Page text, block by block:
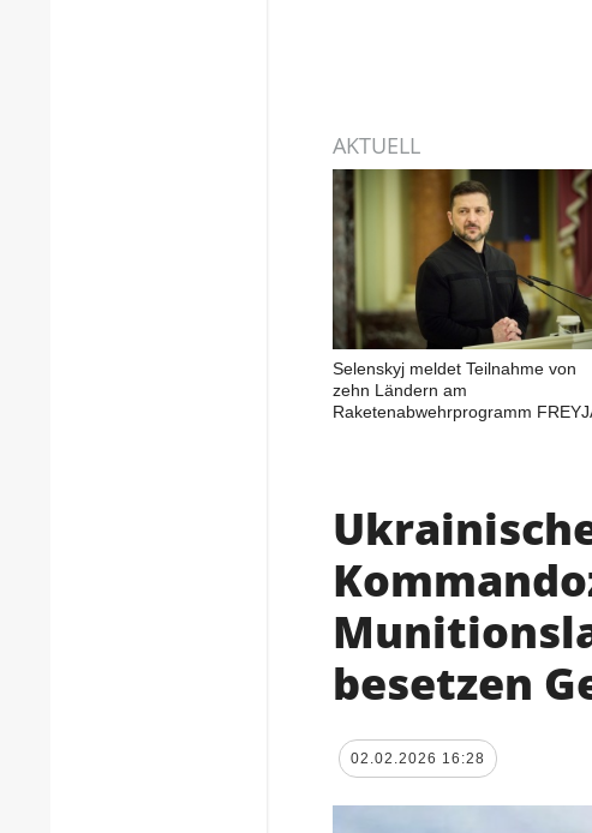
AKTUELL
Selenskyj meldet Teilnahme von
zehn Ländern am
Raketenabwehrprogramm
besetzen
02.02.2026 16:28